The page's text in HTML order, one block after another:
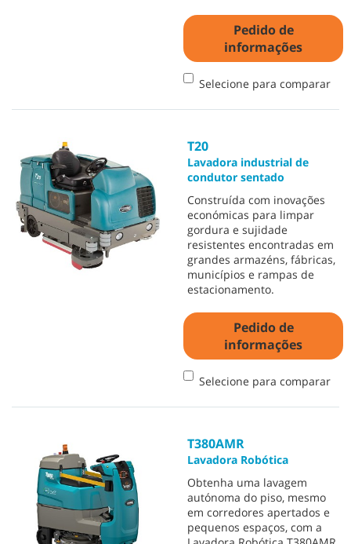
Pedido de
informações
Selecione para comparar
T20
Lavadora industrial de
condutor sentado
Construída com inovações
económicas para limpar
gordura e sujidade
resistentes encontradas em
grandes armazéns, fábricas,
municípios e rampas de
estacionamento.
Pedido de
informações
Selecione para comparar
T380AMR
Lavadora Robótica
Obtenha uma lavagem
autónoma do piso, mesmo
em corredores apertados e
pequenos espaços, com a